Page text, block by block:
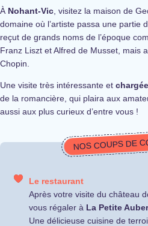
À Nohant-Vic , visitez la maison de
domaine où l’artiste passa une partie
reçut de grands noms de l’époque
Franz Liszt et Alfred de Musset, mais
Chopin.
Une visite très intéressante et
de la romancière, qui plaira aux
aussi aux plus curieux d’entre vous !
NOS COUPS DE
Le restaurant
Après votre visite du château
vous régaler à La Petite
Une délicieuse cuisine de